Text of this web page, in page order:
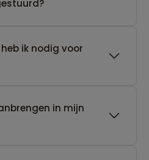
ik nodig voor
in mijn